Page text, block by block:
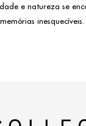
e natureza se
memórias inesquecíveis.